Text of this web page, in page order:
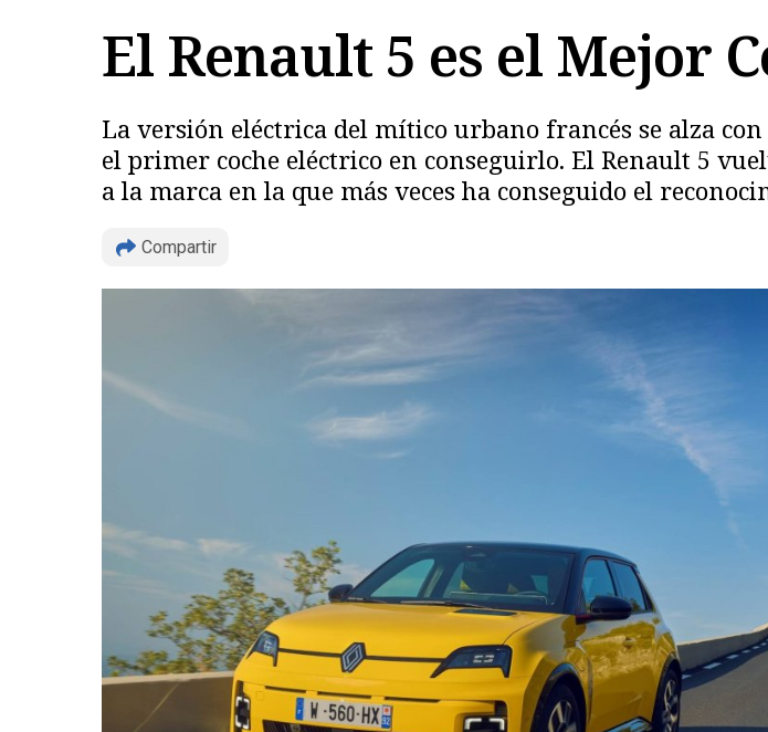
El Renault 5 es el Mejor
La versión eléctrica del mítico urbano francés se alza
el primer coche eléctrico en conseguirlo. El Renault 5
a la marca en la que más veces ha conseguido el
Compartir